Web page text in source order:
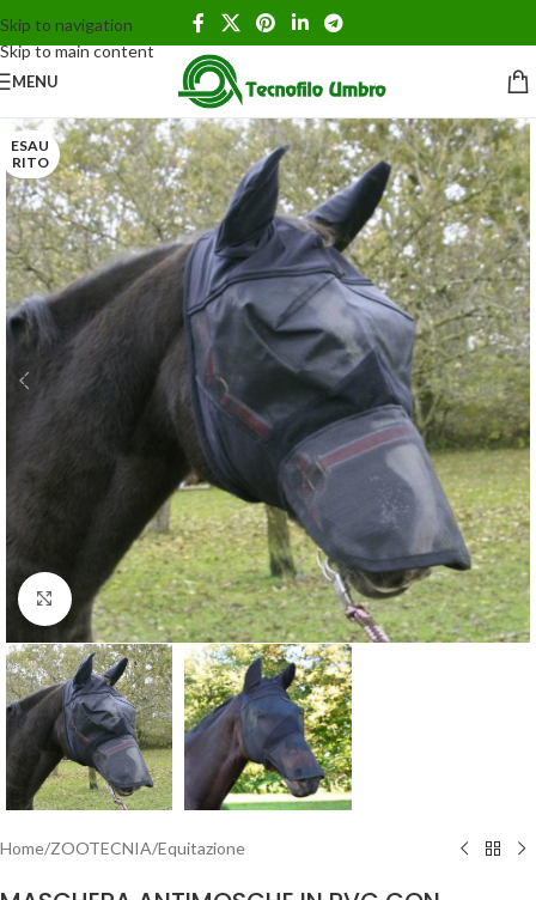
Skip to navigation
Skip to main content
MENU
ESAU
RITO
Clicca per ingrandire
Home/ZOOTECNIA/Equitazione